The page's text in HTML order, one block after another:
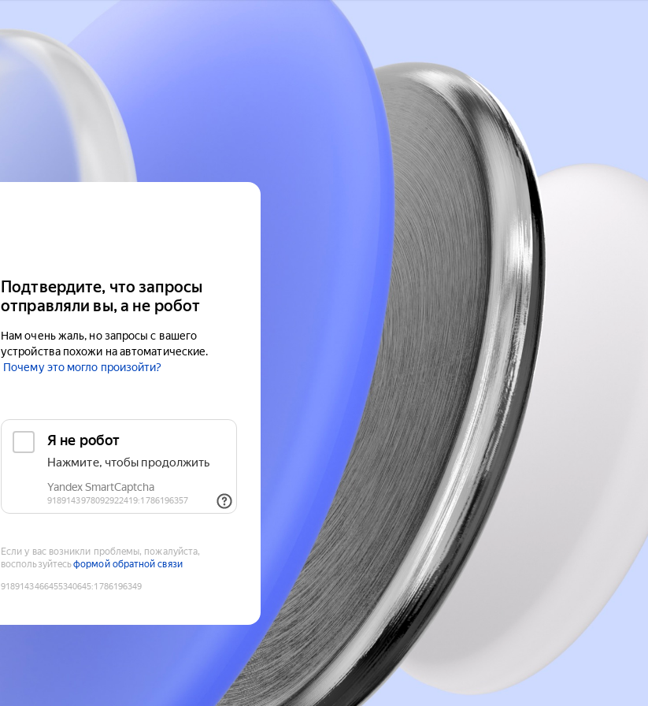
Подтвердите, что запросы
отправляли вы, а не робот
Нам очень жаль, но запросы с вашего
устройства похожи на автоматические.
Почему это могло произойти?
Если у вас возникли проблемы, пожалуйста,
воспользуйтесьформой обратной связи
9189143466455340645:1786196349